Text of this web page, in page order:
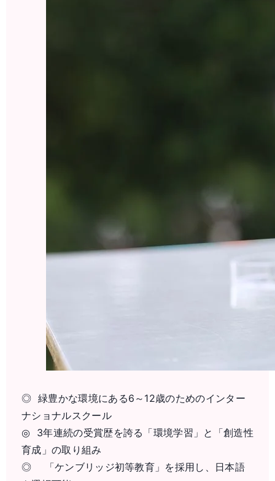
◎ 緑豊かな環境にある6～12歳のためのインター
ナショナルスクール
◎ 3年連続の受賞歴を誇る「環境学習」と「創造性
育成」の取り組み
◎ 「ケンブリッジ初等教育」を採用し、日本語